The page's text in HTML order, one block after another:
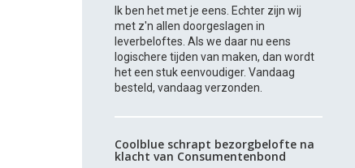
Ik ben het met je eens. Echter zijn wij
met z'n allen doorgeslagen in
leverbeloftes. Als we daar nu eens
logischere tijden van maken, dan wordt
het een stuk eenvoudiger. Vandaag
besteld, vandaag verzonden.
Coolblue schrapt bezorgbelofte na
klacht van Consumentenbond